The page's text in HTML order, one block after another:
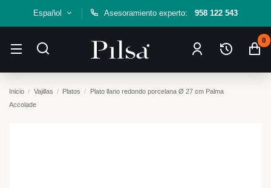
Español Asesoramiento experto: 958 122 543
0
Inicio Vajillas Platos
Plato llano redondo porcelana Ø 27 cm Palma
Accolade